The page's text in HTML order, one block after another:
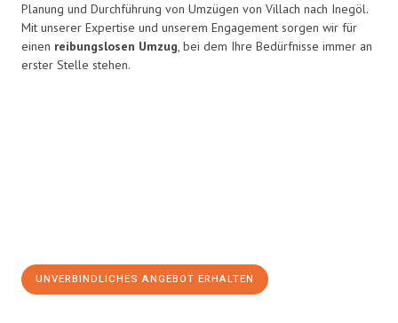
Planung und Durchführung von Umzügen von Villach nach Inegöl.
Mit unserer Expertise und unserem Engagement sorgen wir für
einen reibungslosen Umzug, bei dem Ihre Bedürfnisse immer an
erster Stelle stehen.
UNVERBINDLICHES ANGEBOT ERHALTEN